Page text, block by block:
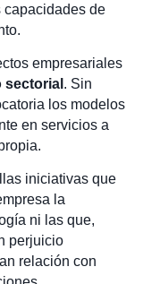
capacidades de
empresariales
. Sin
los modelos
en servicios a
iniciativas que
la
ni las que,
perjuicio
relación con